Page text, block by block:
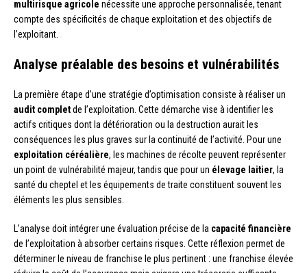
multirisque agricole nécessite une approche personnalisée, tenant
compte des spécificités de chaque exploitation et des objectifs de
l’exploitant.
Analyse préalable des besoins et vulnérabilités
La première étape d’une stratégie d’optimisation consiste à réaliser un
audit completde l’exploitation. Cette démarche vise à identifier les
actifs critiques dont la détérioration ou la destruction aurait les
conséquences les plus graves sur la continuité de l’activité. Pour une
exploitation céréalière, les machines de récolte peuvent représenter
un point de vulnérabilité majeur, tandis que pour un élevage laitier, la
santé du cheptel et les équipements de traite constituent souvent les
éléments les plus sensibles.
L’analyse doit intégrer une évaluation précise de la capacité financière
de l’exploitation à absorber certains risques. Cette réflexion permet de
déterminer le niveau de franchise le plus pertinent : une franchise élevée